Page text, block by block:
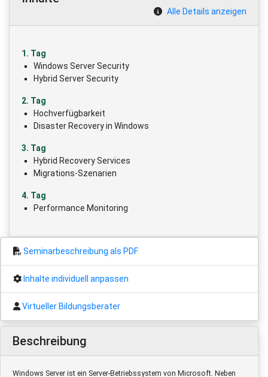
Alle Details anzeigen
1. Tag
Windows Server Security
Hybrid Server Security
2. Tag
Hochverfügbarkeit
Disaster Recovery in Windows
3. Tag
Hybrid Recovery Services
Migrations-Szenarien
4. Tag
Performance Monitoring
Seminarbeschreibung als PDF
Inhalte individuell anpassen
Virtueller Bildungsberater
Beschreibung
Windows Server ist ein Server-Betriebssystem von Microsoft. Neben